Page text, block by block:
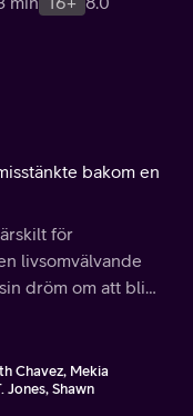
bakom en
för
livsomvälvande
dröm om att bli
Chavez, Mekia
Jones, Shawn